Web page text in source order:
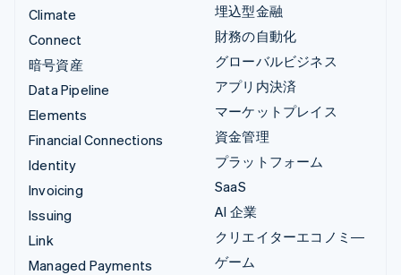
Climate
Connect
暗号資産
Data Pipeline
Elements
Financial Connections
Identity
Invoicing
Issuing
Link
Managed Payments
埋込型金融
財務の自動化
グローバルビジネス
アプリ内決済
マーケットプレイス
資金管理
プラットフォーム
SaaS
AI 企業
クリエイターエコノミ―
ゲーム